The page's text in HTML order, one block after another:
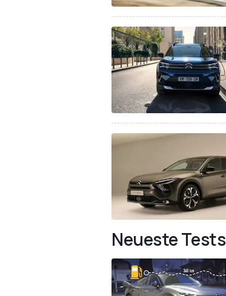
Neueste Tests